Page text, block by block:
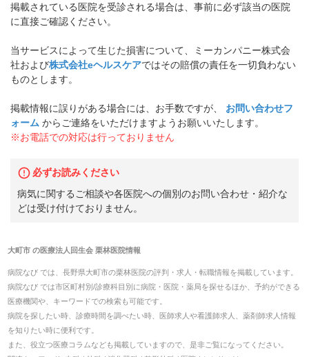
掲載されている医院を受診される場合は、事前に必ず該当の医院
に直接ご確認ください。
当サービスによって生じた損害について、ミーカンパニー株式会
社および株式会社eヘルスケアではその賠償の責任を一切負わない
ものとします。
掲載情報に誤りがある場合には、お手数ですが、
お問い合わせフ
ォーム からご連絡をいただけますようお願いいたします。
※お電話での対応は行っておりません
必ずお読みください
病気に関するご相談や各医院への個別のお問い合わせ・紹介な
どは受け付けておりません。
大町市の医療法人回生会 栗林医院情報
病院なび では、 長野県大町市の栗林医院の評判・求人・転職情報を掲載しています。
病院なび では市区町村別/診療科目別に病院・医院・薬局を探せるほか、予約ができる
医療機関や、キーワードでの検索も可能です。
病院を探したい時、診療時間を調べたい時、医師求人や看護師求人、薬剤師求人情報
を知りたい時に便利です。
また、役立つ医療コラムなども掲載していますので、是非ご覧になってください。